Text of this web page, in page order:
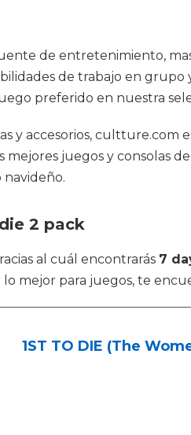
de entretenimiento,
de trabajo en
preferido en nuestra
y accesorios,
mejores juegos y
2 pack
al cuál encontrarás 7
mejor para juegos, te
1ST TO DIE (The